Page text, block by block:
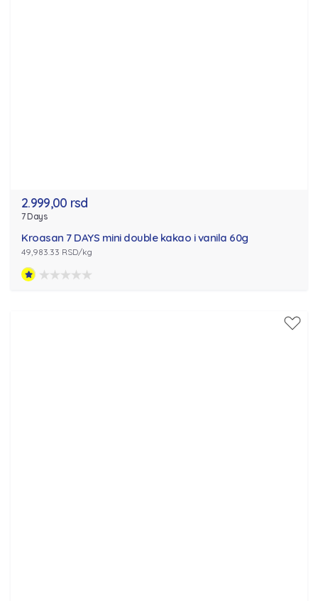
2.999,00 rsd
7 Days
Kroasan 7 DAYS mini double kakao i vanila 60g
49,983.33 RSD/kg